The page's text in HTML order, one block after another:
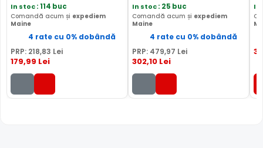
Camera IMOU IPC-GK2CP-3C0WR are un filtru IR Mecanic
autoretractabil ce filtreaza lumina in infrarosu pe timpul
zilei, pentru a evita anumitele defecte de afisare a
culorilor, iar pe timpul noptii acesta este retras pentru a
permite luminii in infrarosu sa treaca, imbunatatind
vizibilitatea camerei in modul alb/negru.
In stoc: 114 buc
Comandă acum și expediem
Maine
4 rate cu 0% dobândă
PRP: 218,83 Lei
179,99 Lei
In stoc: 25 buc
Comandă acum și expediem
Maine
4 rate cu 0% dobândă
PRP: 479,97 Lei
302,10 Lei
In